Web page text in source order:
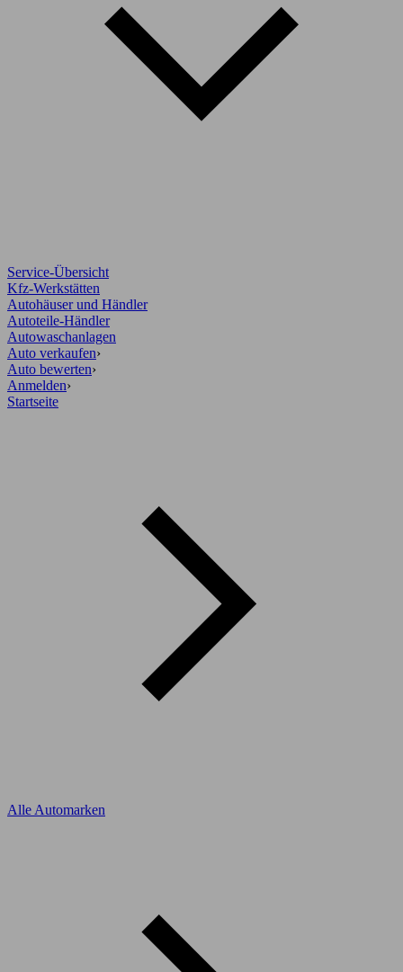
Service-Übersicht
Kfz-Werkstätten
Autohäuser und Händler
Autoteile-Händler
Autowaschanlagen
Auto verkaufen›
Auto bewerten›
Anmelden›
Startseite
Alle Automarken